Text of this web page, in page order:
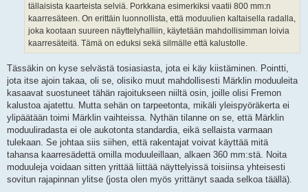
tällaisista kaarteista selviä. Porkkana esimerkiksi vaatii 800 mm:n
kaarresäteen. On erittäin luonnollista, että moduulien kaltaisella radalla,
joka kootaan suureen näyttelyhalliin, käytetään mahdollisimman loivia
kaarresäteitä. Tämä on eduksi sekä silmälle että kalustolle.
Tässäkin on kyse selvästä tosiasiasta, jota ei käy kiistäminen. Pointti,
jota itse ajoin takaa, oli se, olisiko muut mahdollisesti Märklin moduuleita
kasaavat suostuneet tähän rajoitukseen niiltä osin, joille olisi Fremon
kalustoa ajatettu. Mutta sehän on tarpeetonta, mikäli yleispyöräkerta ei
ylipäätään toimi Märklin vaihteissa. Nythän tilanne on se, että Märklin
moduuliradasta ei ole aukotonta standardia, eikä sellaista varmaan
tulekaan. Se johtaa siis siihen, että rakentajat voivat käyttää mitä
tahansa kaarresädettä omilla moduuleillaan, alkaen 360 mm:stä. Noita
moduuleja voidaan sitten yrittää liittää näyttelyissä toisiinsa yhteisesti
sovitun rajapinnan ylitse (josta olen myös yrittänyt saada selkoa täällä).